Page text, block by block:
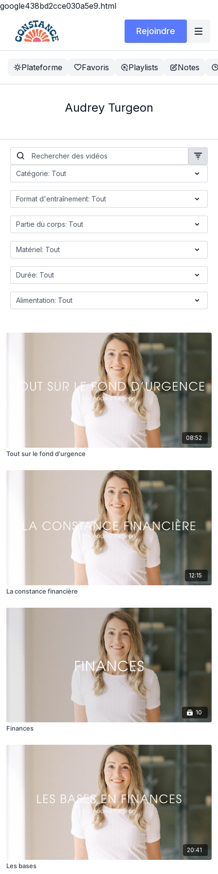
google438bd2cce030a5e9.html
Rejoindre
Plateforme Favoris Playlists Notes
Audrey Turgeon
08:52
Tout sur le fond d'urgence
12:15
La constance financière
10
Finances
20:41
Les bases